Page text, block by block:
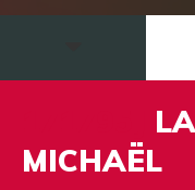
MICHAËL